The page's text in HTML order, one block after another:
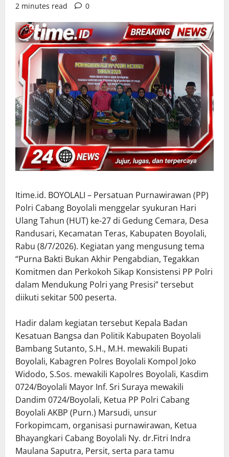
2 minutes read
0
Itime.id. BOYOLALI – Persatuan Purnawirawan (PP)
Polri Cabang Boyolali menggelar syukuran Hari
Ulang Tahun (HUT) ke-27 di Gedung Cemara, Desa
Randusari, Kecamatan Teras, Kabupaten Boyolali,
Rabu (8/7/2026). Kegiatan yang mengusung tema
“Purna Bakti Bukan Akhir Pengabdian, Tegakkan
Komitmen dan Perkokoh Sikap Konsistensi PP Polri
dalam Mendukung Polri yang Presisi” tersebut
diikuti sekitar 500 peserta.
Hadir dalam kegiatan tersebut Kepala Badan
Kesatuan Bangsa dan Politik Kabupaten Boyolali
Bambang Sutanto, S.H., M.H. mewakili Bupati
Boyolali, Kabagren Polres Boyolali Kompol Joko
Widodo, S.Sos. mewakili Kapolres Boyolali, Kasdim
0724/Boyolali Mayor Inf. Sri Suraya mewakili
Dandim 0724/Boyolali, Ketua PP Polri Cabang
Boyolali AKBP (Purn.) Marsudi, unsur
Forkopimcam, organisasi purnawirawan, Ketua
Bhayangkari Cabang Boyolali Ny. dr.Fitri Indra
Maulana Saputra, Persit, serta para tamu